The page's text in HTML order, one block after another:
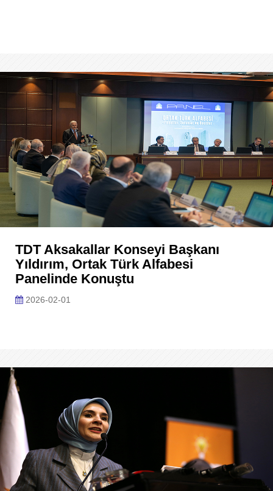
TDT Aksakallar Konseyi Başkanı
Yıldırım, Ortak Türk Alfabesi
Panelinde Konuştu
2026-02-01